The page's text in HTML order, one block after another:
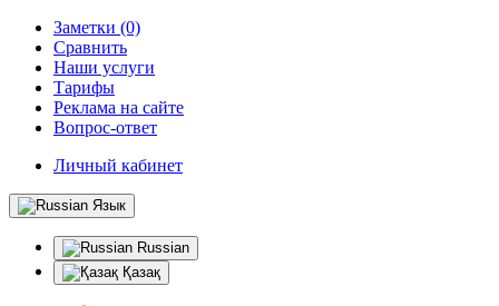
Заметки (0)
Сравнить
Наши услуги
Тарифы
Реклама на сайте
Вопрос-ответ
Личный кабинет
Язык
Russian
Қазақ